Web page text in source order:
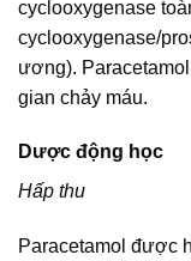
cyclooxygenase
cyclooxygenase/
ương).
gian chảy máu.
Dược động học
Hấp thu
Paracetamol được